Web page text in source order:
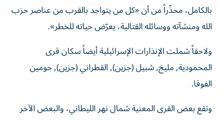
بالكامل، محذّراً من أن «كل من يتواجد بالقرب من عناصر حزب
الله ومنشآته ووسائله القتالية، يعرّض حياته للخطر».
ولاحقاً شملت الإنذارات الإسرائيلية أيضاً سكان قرى
المحمودية, مليخ, شبيل (جزين), القطراني (جزين), حومين
الفوقا.
وتقع بعض القرى المعنية شمال نهر الليطاني، والبعض الآخر